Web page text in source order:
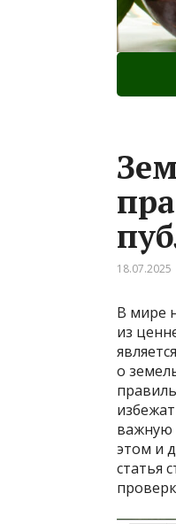
18.07.2025
В мире
из
о
важную
этом и
статья